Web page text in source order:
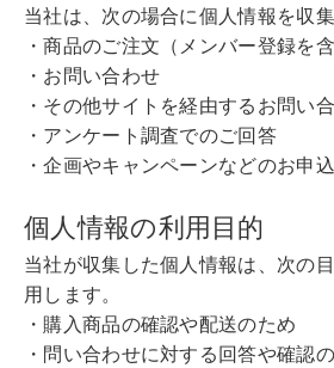
当社は、次の場合に個人情報を収集
・商品のご注文（メンバー登録を含
・お問い合わせ
・その他サイトを経由するお問い
・アンケート調査でのご回答
・企画やキャンペーンなどのお申
個人情報の利用目的
当社が収集した個人情報は、次の
用します。
・購入商品の確認や配送のため
・問い合わせに対する回答や確認